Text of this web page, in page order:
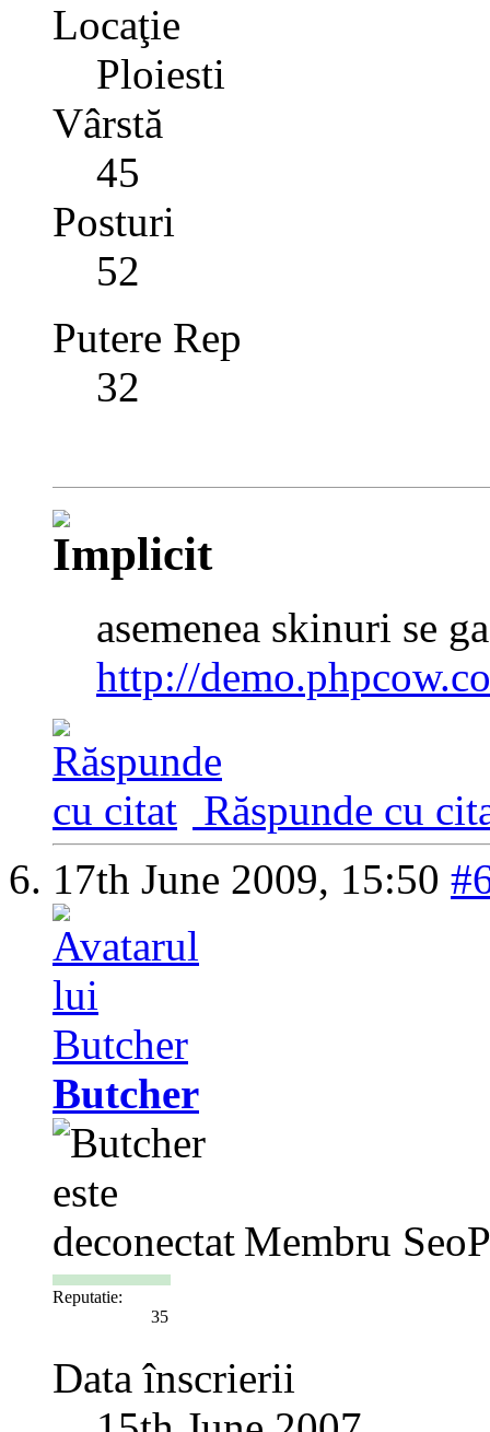
Locaţie
Ploiesti
Vârstă
45
Posturi
52
Putere Rep
32
asemenea skinuri se
http://
Răspunde cu
17th June 2009, 15:50
Butcher
Membru
Reputatie:
35
Data înscrierii